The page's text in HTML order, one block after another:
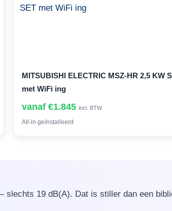
MITSUBISHI ELECTRIC MSZ-HR 2,5 KW
met WiFi ing
vanaf €1.845 incl. BTW
All-in geïnstalleerd
slechts 19 dB(A). Dat is stiller dan een